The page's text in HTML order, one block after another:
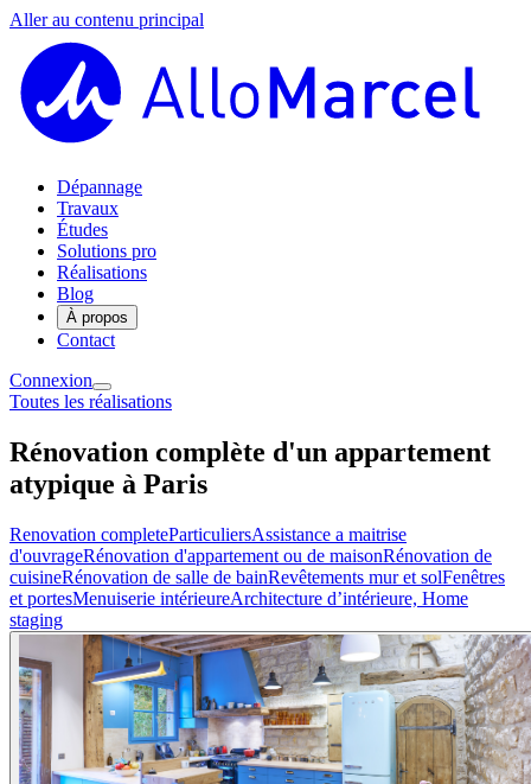
Aller au contenu principal
Dépannage
Travaux
Études
Solutions pro
Réalisations
Blog
À propos
Contact
Connexion
Toutes les réalisations
Rénovation complète d'un appartement
atypique à Paris
Renovation completeParticuliersAssistance a maitrise
d'ouvrageRénovation d'appartement ou de maisonRénovation de
cuisineRénovation de salle de bainRevêtements mur et solFenêtres
et portesMenuiserie intérieureArchitecture d’intérieure, Home
staging